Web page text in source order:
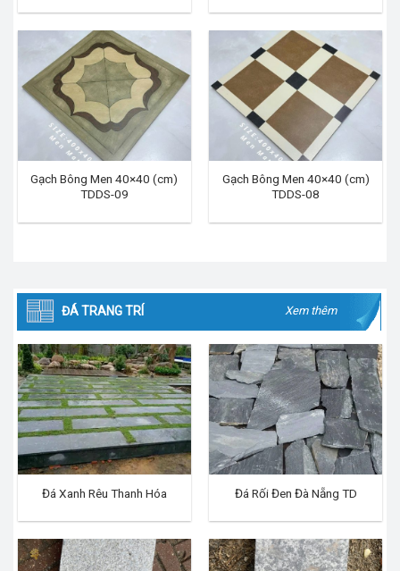
Gạch Bông Men 40×40 (cm)
TDDS-09
Gạch Bông Men 40×40 (cm)
TDDS-08
ĐÁ TRANG TRÍ Xem thêm
Đá Xanh Rêu Thanh Hóa Đá Rối Đen Đà Nẵng TD